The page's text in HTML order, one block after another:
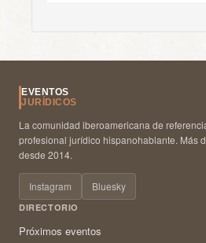
EVENTOS
JURÍDICOS
La comunidad iberoamericana de
profesional jurídico hispanohablante. Más
desde 2014.
Instagram Bluesky
DIRECTORIO
Próximos eventos